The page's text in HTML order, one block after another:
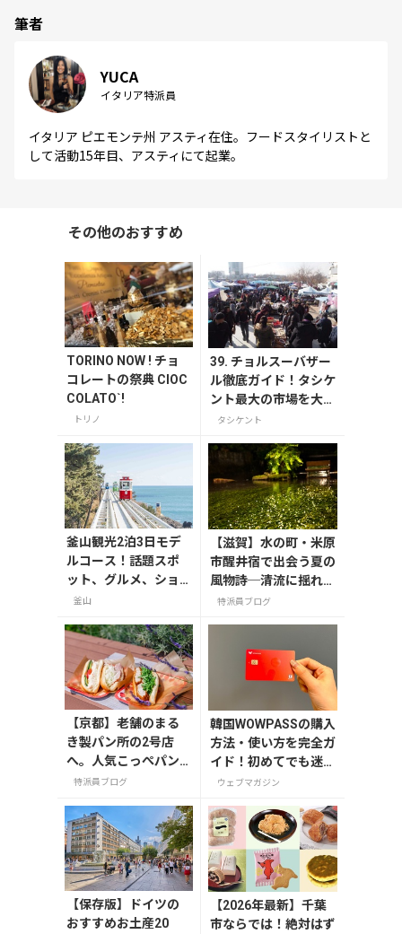
筆者
YUCA
イタリア特派員
イタリア ピエモンテ州 アスティ在住。フードスタイリストと
して活動15年目、アスティにて起業。
その他のおすすめ
TORINO NOW ! チョ
コレートの祭典 CIOC
COLATO`!
トリノ
39. チョルスーバザー
ル徹底ガイド！タシケ
ント最大の市場を大探
検タシケント
釜山観光2泊3日モデ
ルコース！話題スポ
ット、グルメ、ショ
ッピングを満喫
釜山
【滋賀】水の町・米原
市醒井宿で出会う夏の
風物詩─清流に揺れる
梅花藻（8/24までラ
特派員ブログ
【京都】老舗のまる
き製パン所の2号店
へ。人気こっぺパン
を市役所で味わう
特派員ブログ
韓国WOWPASSの購入
方法・使い方を完全ガ
イド！初めてでも迷わ
ない
ウェブマガジン
【保存版】ドイツの
おすすめお土産20
【2026年最新】千葉
市ならでは！絶対はず